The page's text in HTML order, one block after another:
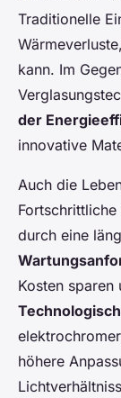
Traditionelle
kann. Im
der
innovative
Auch die
durch eine
Kosten
höhere